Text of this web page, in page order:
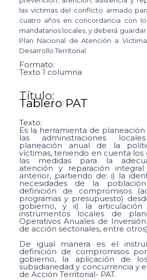
las víctimas del conflicto armado
cuatro años en concordancia con
mandatarios locales, y deberá
Plan Nacional de Atención a
Desarrollo Territorial.
Formato:
Texto 1 columna
Título:
Tablero PAT
Texto:
Es la herramienta de
las administraciones
planeación anual de la
víctimas, teniendo en cuenta
las medidas para la
atención y reparación
anterior, partiendo de: i) la
necesidades de la
definición de compromisos
programas y presupuesto)
gobierno, y ii) la
instrumentos locales de
Operativos Anuales de
de acción sectoriales, entre
De igual manera es el
definición de compromisos
gobierno, la aplicación de
subsidiariedad y concurrencia y
de Acción Territorial- PAT.